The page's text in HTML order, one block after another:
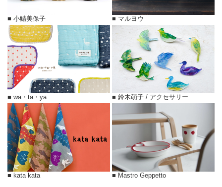
■ 小鯖美保子 ■ マルヨウ
■ wa・ta・ya ■ 鈴木萌子 / アクセサリー
■ kata kata ■ Mastro Geppetto